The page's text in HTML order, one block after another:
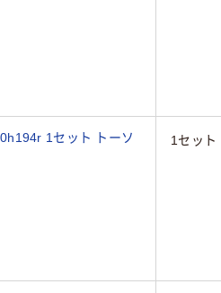
1セット トーソ
1セット